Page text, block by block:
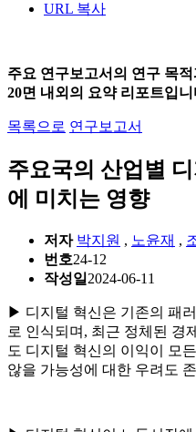
URL 복사
주요 연구보고서의 연구 목
20면 내외의 요약 리포트입니
목록으로 연구보고서
주요국의 산업별
에 미치는 영향
저자 박지원 , 노윤재 ,
번호24-12
작성일 2024-06-11
▶ 디지털 혁신은 기존의 패
로 인식되며, 최근 정체된 경
도 디지털 혁신의 이익이 모
않을 가능성에 대한 우려도